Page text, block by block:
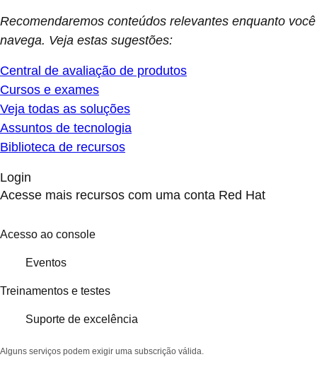
Recomendaremos conteúdos relevantes enquanto você
navega. Veja estas sugestões:
Central de avaliação de produtos
Cursos e exames
Veja todas as soluções
Assuntos de tecnologia
Biblioteca de recursos
Login
Acesse mais recursos com uma conta Red Hat
Acesso ao console
Eventos
Treinamentos e testes
Suporte de excelência
Alguns serviços podem exigir uma subscrição válida.